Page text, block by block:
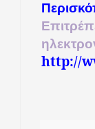
http://